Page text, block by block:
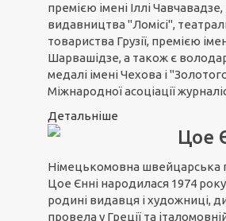
премією імені Іллі
видавництва "Ломісі",
товариства Грузії, премією
Шарвашідзе, а також є
медалі імені Чехова і
Міжнародної асоціації
Детальніше
Цое
Німецькомовна швейцарська
Цое Єнні народилася 1974
родині видавця і художниці,
провела у Греції та